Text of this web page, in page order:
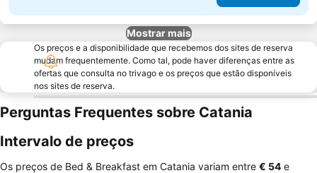
Mostrar mais
Os preços e a disponibilidade que recebemos dos sites de reserva
mudam frequentemente. Como tal, pode haver diferenças entre as
ofertas que consulta no trivago e os preços que estão disponíveis
nos sites de reserva.
Perguntas Frequentes sobre Catania
Intervalo de preços
Os preços de Bed & Breakfast em Catania variam entre ‎€ 54 e